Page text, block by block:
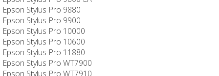
Epson Stylus Pro 9880
Epson Stylus Pro 9900
Epson Stylus Pro 10000
Epson Stylus Pro 10600
Epson Stylus Pro 11880
Epson Stylus Pro WT7900
Epson Stylus Pro WT7910